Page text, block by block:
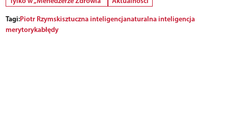
Tagi:Piotr Rzymskisztuczna inteligencjanaturalna inteligencja
merytorykabłędy